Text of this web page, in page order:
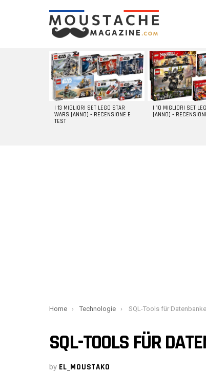
LATEST
STORIES
I 13 MIGLIORI SET LEGO STAR
WARS [ANNO] – RECENSIONE E
TEST
I 10 MIGLIORI SET
[ANNO] –
You are here:
Home Technologie SQL-Tools für
SQL-TOOLS FÜR
by EL_MOUSTAKO